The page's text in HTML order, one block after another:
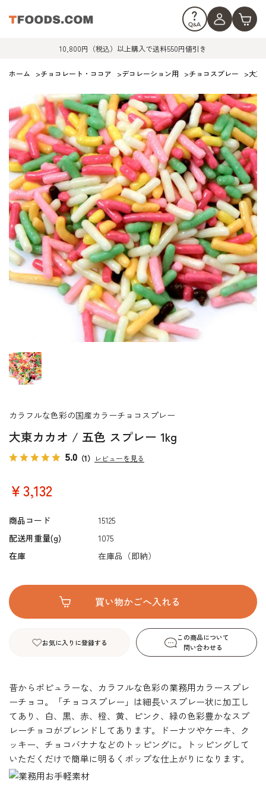
10,800円（税込）以上購入で送料550円値引き
ホーム >チョコレート・ココア >デコレーション用 >チョコスプレー >大東
大東カカオ / 五色 スプレー 1kg
5.0 （1） レビューを見る
カラフルな色彩の国産カラーチョコスプレー
￥3,132
商品コード
15125
配送用重量(g)
1075
在庫
在庫品（即納）
お気に入りに登録する
この商品について
問い合わせる
昔からポピュラーな、カラフルな色彩の業務用カラースプレ
ーチョコ。「チョコスプレー」は細長いスプレー状に加工し
てあり、白、黒、赤、橙、黄、ピンク、緑の色彩豊かなスプ
レーチョコがブレンドしてあります。ドーナツやケーキ、ク
ッキー、チョコバナナなどのトッピングに。トッピングして
いただくだけで簡単に明るくポップな仕上がりになります。